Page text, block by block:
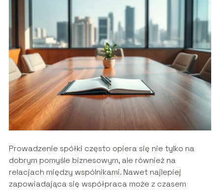
Prowadzenie spółki często opiera się nie tylko na
dobrym pomyśle biznesowym, ale również na
relacjach między wspólnikami. Nawet najlepiej
zapowiadająca się współpraca może z czasem